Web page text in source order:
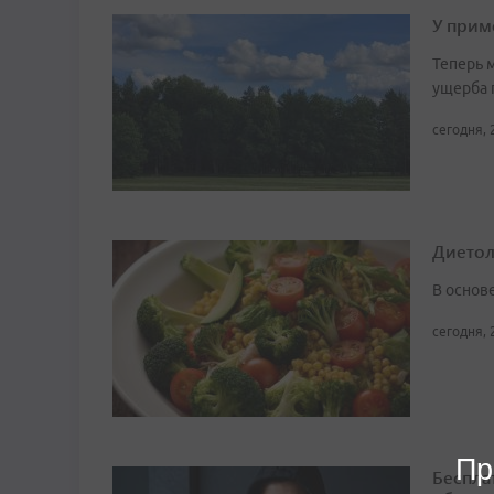
У
Теперь
ущерба
сегодня,
В
сегодня,